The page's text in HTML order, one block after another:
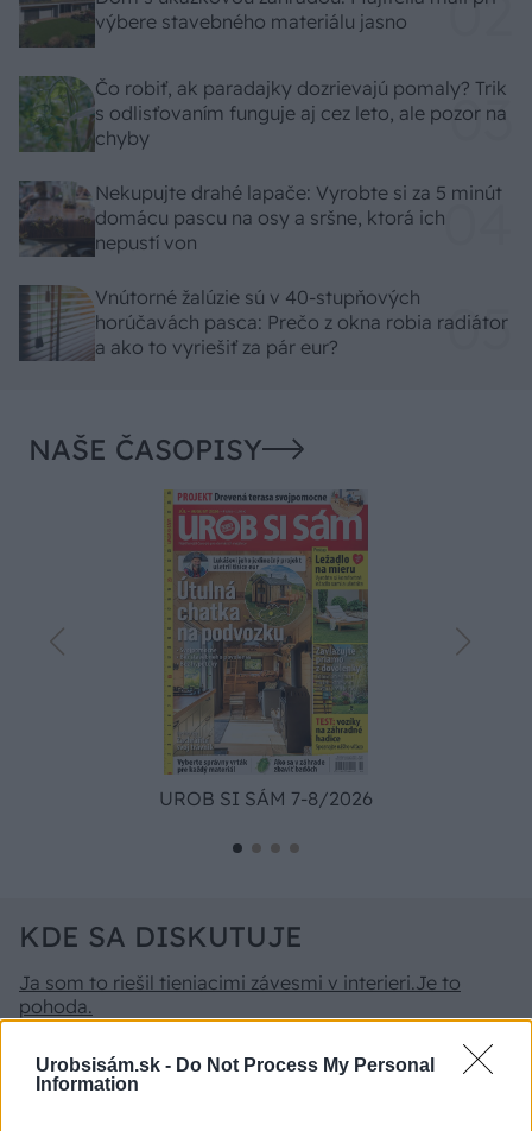
Urobsisám.sk - Do Not Process My Personal
Information
výbere stavebného materiálu jasno
Čo robiť, ak paradajky dozrievajú pomaly? Trik
s odlisťovaním funguje aj cez leto, ale pozor na
chyby
Nekupujte drahé lapače: Vyrobte si za 5 minút
domácu pascu na osy a sršne, ktorá ich
nepustí von
Vnútorné žalúzie sú v 40-stupňových
horúčavách pasca: Prečo z okna robia radiátor
a ako to vyriešiť za pár eur?
NAŠE ČASOPISY
UROB SI SÁM 7-8/2026
KDE SA DISKUTUJE
Prečo z okna robia radiátor a ako to vyriešiť za pár eur?
Ja som to riešil tieniacimi závesmi v interieri.Je to
pohoda.
Akurát ten problém doma riešime na oknách z južnej